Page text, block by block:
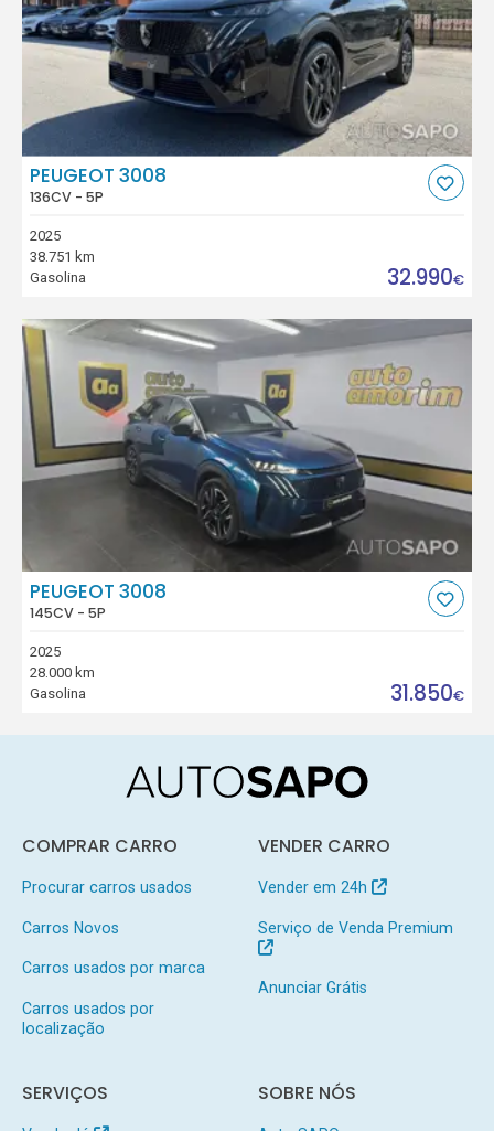
PEUGEOT 3008
136CV - 5P
2025
38.751 km
Gasolina
32.990€
PEUGEOT 3008
145CV - 5P
2025
28.000 km
Gasolina
31.850€
COMPRAR CARRO
Procurar carros usados
Carros Novos
Carros usados por marca
Carros usados por
localização
VENDER CARRO
Vender em 24h
Serviço de Venda Premium
Anunciar Grátis
SERVIÇOS SOBRE NÓS